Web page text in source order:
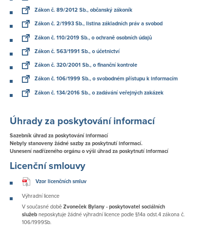
Zákon č. 89/2012 Sb., občanský zákoník
Zákon č. 2/1993 Sb., listina základních práv a svobod
Zákon č. 110/2019 Sb., o ochraně osobních údajů
Zákon č. 563/1991 Sb., o účetnictví
Zákon č. 320/2001 Sb., o finanční kontrole
Zákon č. 106/1999 Sb., o svobodném přístupu k informacím
Zákon č. 134/2016 Sb., o zadávání veřejných zakázek
Úhrady za poskytování informací
Sazebník úhrad za poskytování informací
Nebyly stanoveny žádné sazby za poskytnutí informací.
Usnesení nadřízeného orgánu o výši úhrad za poskytnutí informací
Licenční smlouvy
Vzor licenčních smluv
Výhradní licence
V současné době Zvoneček Bylany - poskytovatel sociálních
služeb neposkytuje žádné výhradní licence podle §14a odst.4 zákona č.
106/1999Sb.